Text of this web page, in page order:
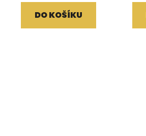
DO KOŠÍKU